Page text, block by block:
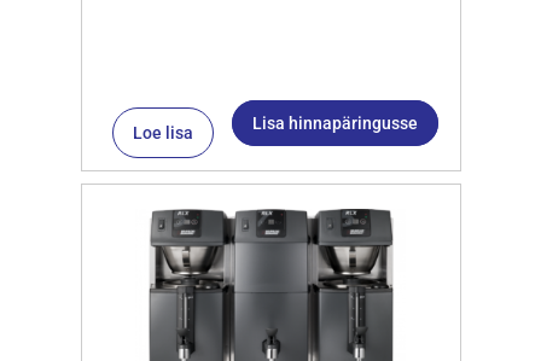
Loe lisa Lisa hinnapäringusse